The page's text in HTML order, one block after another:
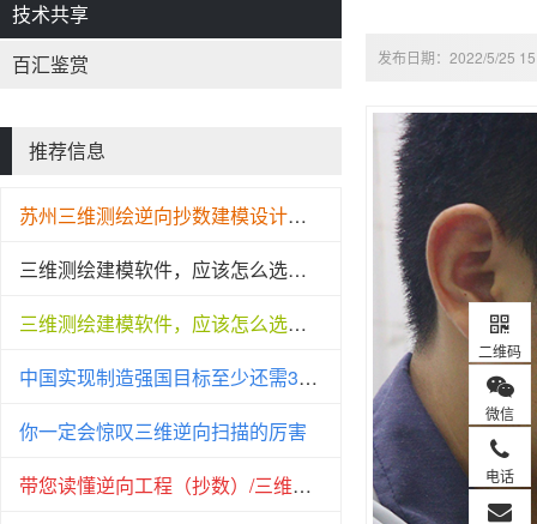
技术共享
百汇鉴赏
推荐信息
苏州三维测绘逆向抄数建模设计哪家强
三维测绘建模软件，应该怎么选择？（国内篇）
三维测绘建模软件，应该怎么选择？（国外篇）
中国实现制造强国目标至少还需30年
你一定会惊叹三维逆向扫描的厉害
带您读懂逆向工程（抄数）/三维建模
发布日期：2022/5/25
二维码
微信
电话